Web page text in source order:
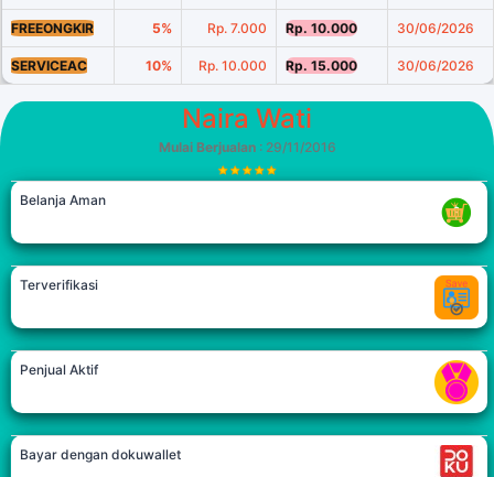
FREEONGKIR 5% Rp. 7.000 Rp. 10.000 30/06/2026
SERVICEAC 10% Rp. 10.000 Rp. 15.000 30/06/2026
Naira Wati
Mulai Berjualan: 29/11/2016
Belanja Aman
Terverifikasi
Penjual Aktif
Bayar dengan dokuwallet